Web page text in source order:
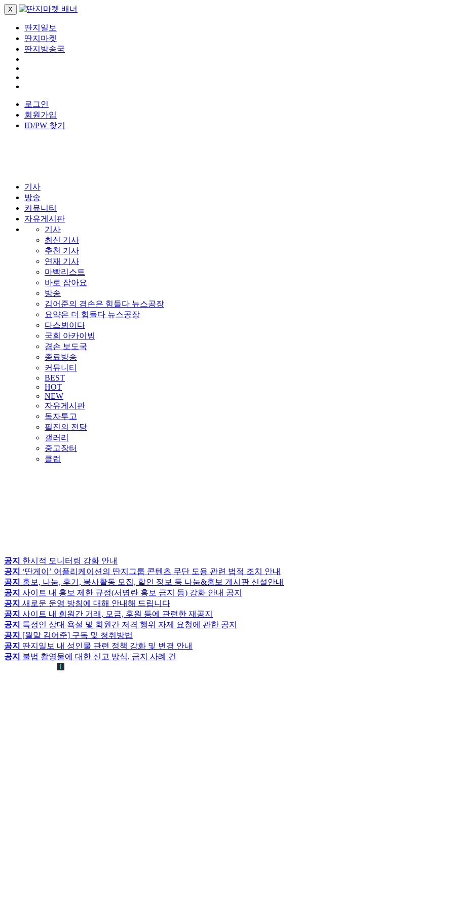
X
딴지일보
딴지마켓
딴지방송국
로그인
회원가입
ID/PW 찾기
기사
방송
커뮤니티
자유게시판
기사
최신 기사
추천 기사
연재 기사
마빡리스트
바로 잡아요
방송
김어준의 겸손은 힘들다 뉴스공장
요약은 더 힘들다 뉴스공장
다스뵈이다
국회 아카이빙
겸손 보도국
종료방송
커뮤니티
BEST
HOT
NEW
자유게시판
독자투고
필진의 전당
갤러리
중고장터
클럽
공지 한시적 모니터링 강화 안내
공지 ‘딴게이’ 어플리케이션의 딴지그룹 콘텐츠 무단 도용 관련 법적 조치 안내
공지 홍보, 나눔, 후기, 봉사활동 모집, 할인 정보 등 나눔&홍보 게시판 신설안내
공지 사이트 내 홍보 제한 규정(서명란 홍보 금지 등) 강화 안내 공지
공지 새로운 운영 방침에 대해 안내해 드립니다
공지 사이트 내 회원간 거래, 모금, 후원 등에 관련한 재공지
공지 특정인 상대 욕설 및 회원간 저격 행위 자제 요청에 관한 공지
공지 [월말 김어준] 구독 및 청취방법
공지 딴지일보 내 성인물 관련 정책 강화 및 변경 안내
공지 불법 촬영물에 대한 신고 방식, 금지 사례 건